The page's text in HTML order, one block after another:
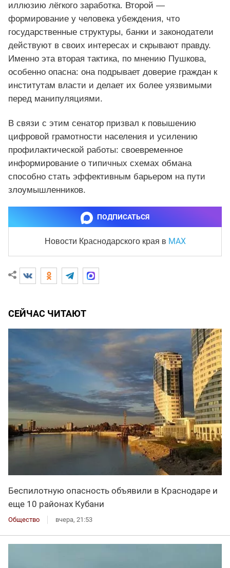
иллюзию лёгкого заработка. Второй —
формирование у человека убеждения, что
государственные структуры, банки и законодатели
действуют в своих интересах и скрывают правду.
Именно эта вторая тактика, по мнению Пушкова,
особенно опасна: она подрывает доверие граждан к
институтам власти и делает их более уязвимыми
перед манипуляциями.
В связи с этим сенатор призвал к повышению
цифровой грамотности населения и усилению
профилактической работы: своевременное
информирование о типичных схемах обмана
способно стать эффективным барьером на пути
злоумышленников.
ПОДПИСАТЬСЯ
Новости Краснодарского края в MAX
СЕЙЧАС ЧИТАЮТ
Беспилотную опасность объявили в Краснодаре и
еще 10 районах Кубани
Общество вчера, 21:53